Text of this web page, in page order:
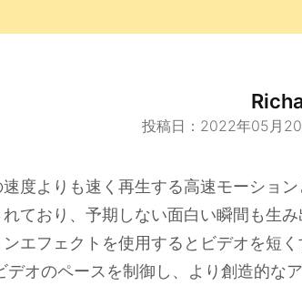
投稿日：2022年05月
度よりも速く再生する高速モーション
ており、予期しない面白い瞬間も生
エフェクトを使用するとビデオを短く
オのペースを制御し、より創造的な